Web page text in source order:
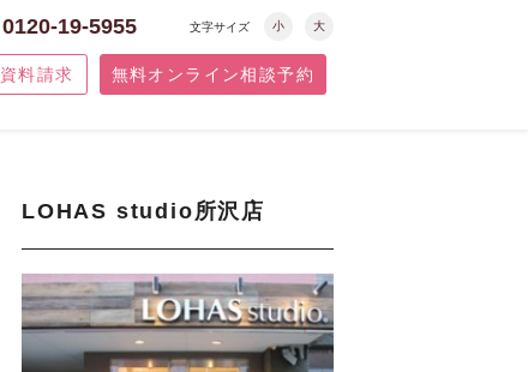
0120-19-5955 文字サイズ 小 大
資料請求 無料オンライン相談予約
LOHAS studio所沢店